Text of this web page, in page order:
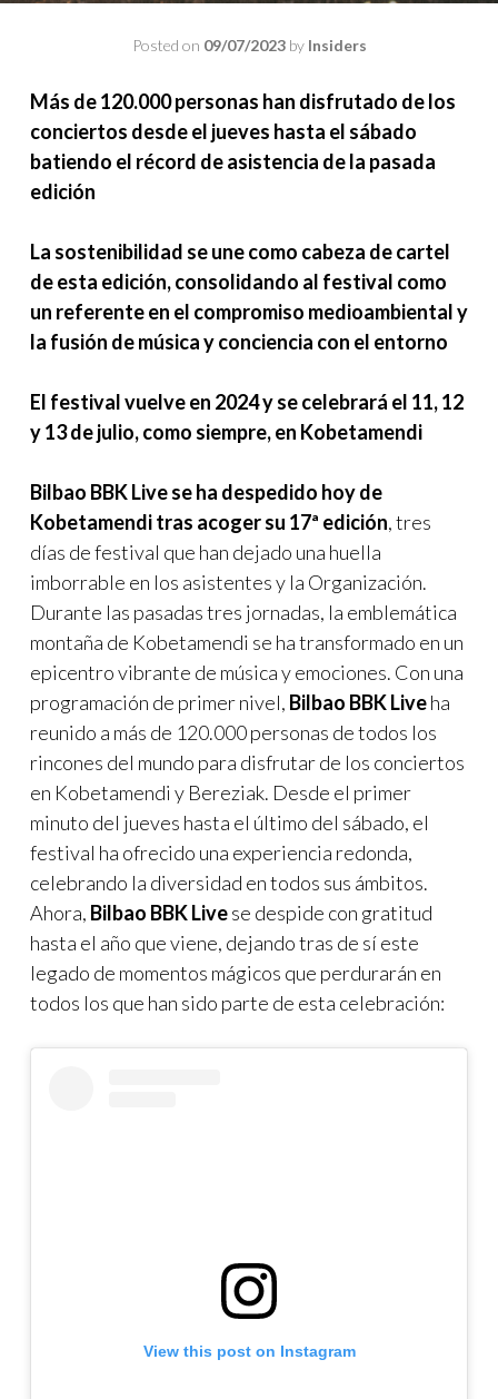
Posted on 09/07/2023by Insiders
Más de 120.000 personas han disfrutado de los
conciertos desde el jueves hasta el sábado
batiendo el récord de asistencia de la pasada
edición
La sostenibilidad se une como cabeza de cartel
de esta edición, consolidando al festival como
un referente en el compromiso medioambiental y
la fusión de música y conciencia con el entorno
El festival vuelve en 2024 y se celebrará el 11, 12
y 13 de julio, como siempre, en Kobetamendi
Bilbao BBK Live se ha despedido hoy de
Kobetamendi tras acoger su 17ª edición, tres
días de festival que han dejado una huella
imborrable en los asistentes y la Organización.
Durante las pasadas tres jornadas, la emblemática
montaña de Kobetamendi se ha transformado en un
epicentro vibrante de música y emociones. Con una
programación de primer nivel, Bilbao BBK Liveha
reunido a más de 120.000 personas de todos los
rincones del mundo para disfrutar de los conciertos
en Kobetamendi y Bereziak. Desde el primer
minuto del jueves hasta el último del sábado, el
festival ha ofrecido una experiencia redonda,
celebrando la diversidad en todos sus ámbitos.
Ahora, Bilbao BBK Livese despide con gratitud
hasta el año que viene, dejando tras de sí este
legado de momentos mágicos que perdurarán en
todos los que han sido parte de esta celebración:
View this post on Instagram